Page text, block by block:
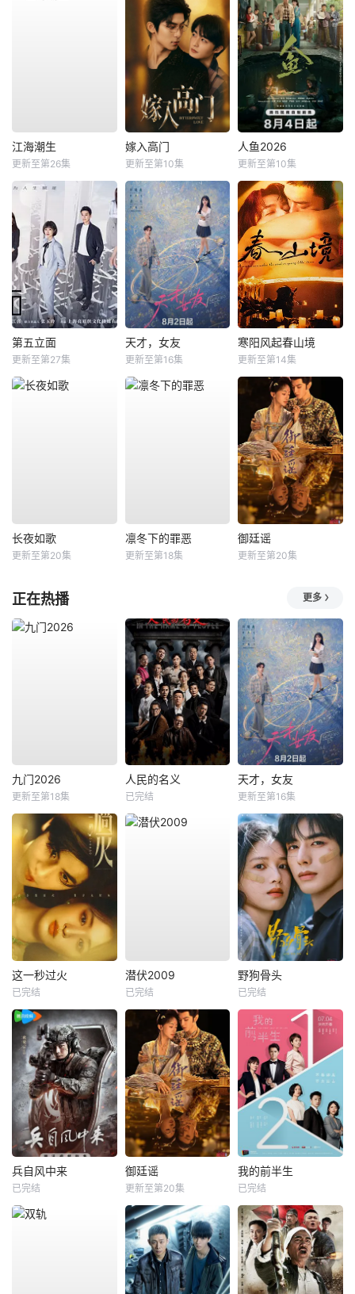
江海潮生
更新至第26集
嫁入高门
更新至第10集
人鱼2026
更新至第10集
第五立面
更新至第27集
天才，女友
更新至第16集
寒阳风起春山境
更新至第14集
长夜如歌
更新至第20集
凛冬下的罪恶
更新至第18集
御廷谣
更新至第20集
正在热播 更多
九门2026
更新至第18集
人民的名义
已完结
天才，女友
更新至第16集
这一秒过火
已完结
潜伏2009
已完结
野狗骨头
已完结
兵自风中来
已完结
御廷谣
更新至第20集
我的前半生
已完结